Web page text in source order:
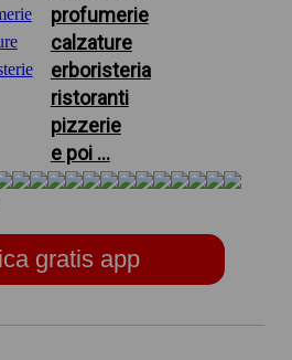
profumerie
calzature
erboristeria
ristoranti
pizzerie
e poi ...
gratis app